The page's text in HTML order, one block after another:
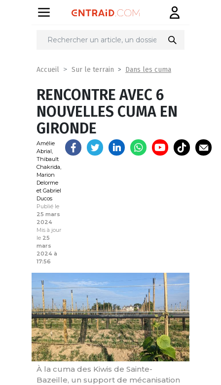
Partager
Accueil Sur le terrain Dans les cuma
RENCONTRE AVEC 6
NOUVELLES CUMA EN
GIRONDE
Amélie
Abrial,
Thibault
Chakrida,
Marion
Delorme
et Gabriel
Ducos
Publié le
25 mars
2024
Mis à jour
le 25
mars
2024 à
17:56
À la cuma des Kiwis de Sainte-
Bazeille, un support de mécanisation